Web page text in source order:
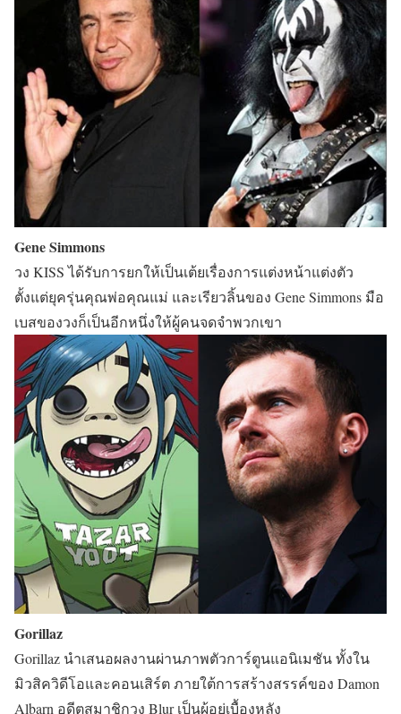
Gene Simmons
วง KISS ได้รับการยกให้เป็นเต้ยเรื่องการแต่งหน้าแต่งตัว
ตั้งแต่ยุครุ่นคุณพ่อคุณแม่ และเรียวลิ้นของ Gene Simmons มือ
เบสของวงก็เป็นอีกหนึ่งให้ผู้คนจดจำพวกเขา
Gorillaz
Gorillaz นำเสนอผลงานผ่านภาพตัวการ์ตูนแอนิเมชัน ทั้งใน
มิวสิควิดีโอและคอนเสิร์ต ภายใต้การสร้างสรรค์ของ Damon
Albarn อดีตสมาชิกวง Blur เป็นผู้อยู่เบื้องหลัง